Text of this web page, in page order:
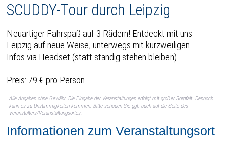
SCUDDY-Tour durch Leipzig
Neuartiger Fahrspaß auf 3 Rädern! Entdeckt mit uns
Leipzig auf neue Weise, unterwegs mit kurzweiligen
Infos via Headset (statt ständig stehen bleiben)
Preis: 79 € pro Person
Alle Angaben ohne Gewähr. Die Eingabe der Veranstaltungen erfolgt mit großer Sorgfalt. Dennoch
kann es zu Unstimmigkeiten kommen. Bitte schauen Sie ggf. auch auf die Seite des
Veranstalters/Veranstaltungsortes.
Informationen zum Veranstaltungsort